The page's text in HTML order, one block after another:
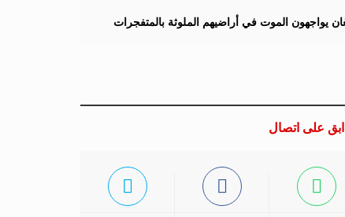
يواجهون الموت في أراضيهم الملوثة بالمتفجرات
ابق على اتصال